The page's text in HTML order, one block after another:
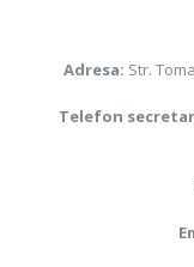
Adresa: Str.
Telefon